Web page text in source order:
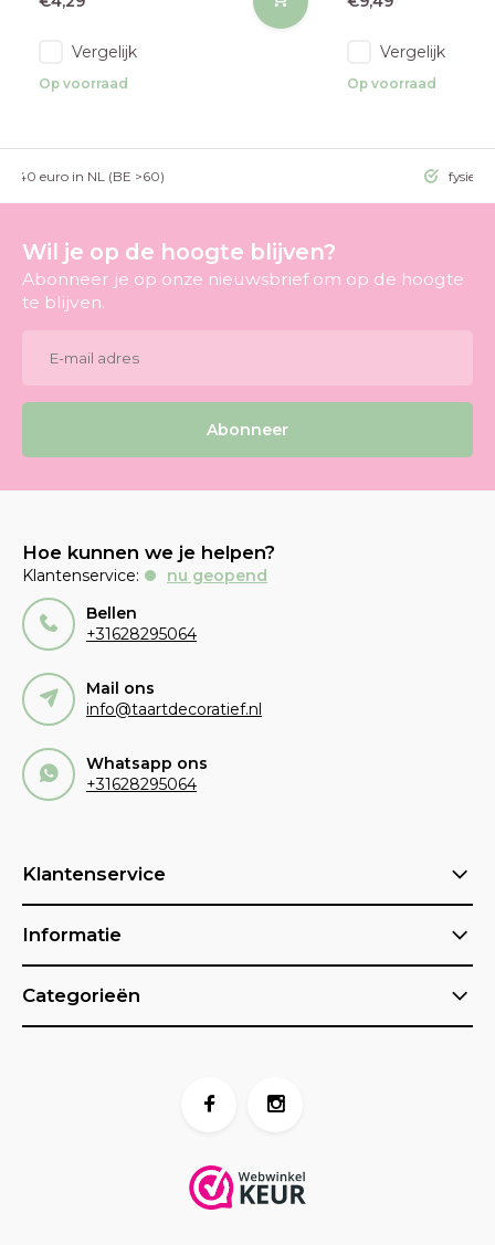
Vergelijk
Op voorraad
Vergelijk
Op voorraad
>40 euro in NL (BE >60) fysieke
Wil je op de hoogte blijven?
Abonneer je op onze nieuwsbrief om op de hoogte
te blijven.
Abonneer
Hoe kunnen we je helpen?
Klantenservice:
nu geopend
Bellen
+31628295064
Mail ons
info@taartdecoratief.nl
Whatsapp ons
+31628295064
Klantenservice
Informatie
Categorieën